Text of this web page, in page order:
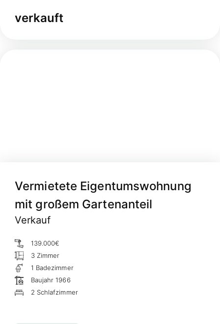
verkauft
Vermietete Eigentumswohnung
mit großem Gartenanteil
Verkauf
139.000€
3 Zimmer
1 Badezimmer
Baujahr 1966
2 Schlafzimmer